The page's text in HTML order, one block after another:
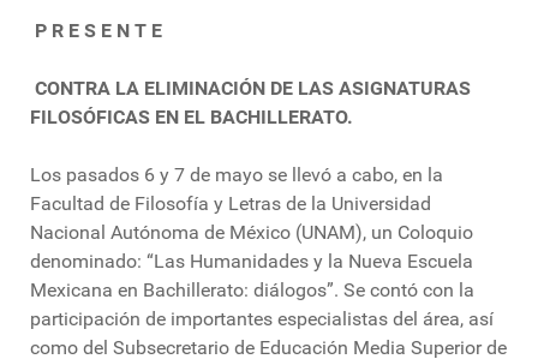
P R E S E N T E
CONTRA LA ELIMINACIÓN DE LAS ASIGNATURAS
FILOSÓFICAS EN EL BACHILLERATO.
Los pasados 6 y 7 de mayo se llevó a cabo, en la
Facultad de Filosofía y Letras de la Universidad
Nacional Autónoma de México (UNAM), un Coloquio
denominado: “Las Humanidades y la Nueva Escuela
Mexicana en Bachillerato: diálogos”. Se contó con la
participación de importantes especialistas del área, así
como del Subsecretario de Educación Media Superior de